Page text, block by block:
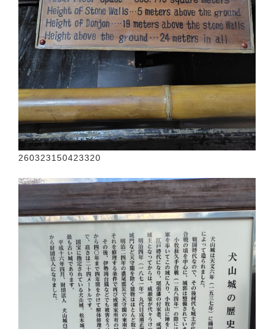
260323150423320